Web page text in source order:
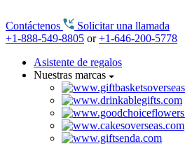
Contáctenos
Solicitar una llamada
+1-888-549-8805 or+1-646-200-5778
Asistente de regalos
Nuestras marcas